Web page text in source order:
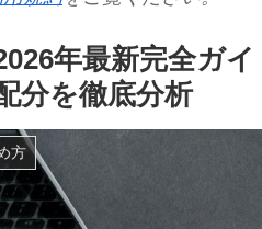
2026年最新完全ガ
分を徹底分析
方